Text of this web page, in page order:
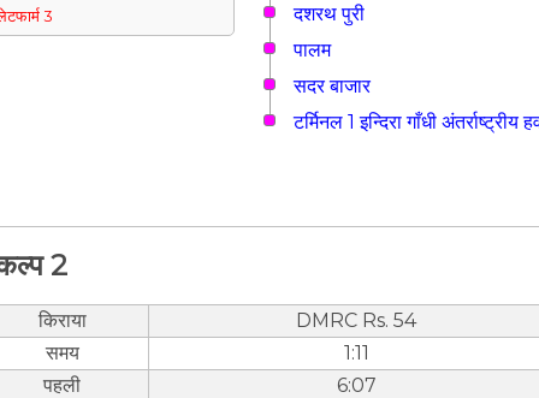
3
दशरथ पुरी
पालम
सदर बाजार
टर्मिनल 1 इन्दिरा गाँधी अंतर्राष्ट्रीय
2
किराया
DMRC Rs. 54
समय
1:11
पहली
6:07